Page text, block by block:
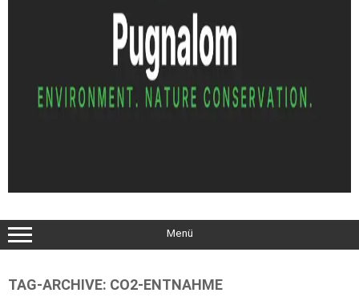
Menü
TAG-ARCHIVE: CO2-ENTNAHME